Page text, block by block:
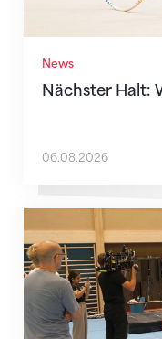
News
Nächster Halt:
06.08.2026
Mit klaren Zielen